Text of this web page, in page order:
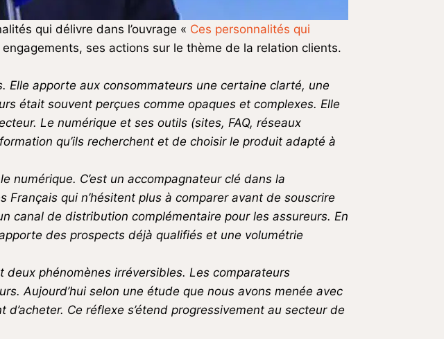
qui délivre dans l’ouvrage « Ces personnalités qui
ses actions sur le thème de la relation clients.
Elle apporte aux consommateurs une certaine clarté, une
était souvent perçues comme opaques et complexes. Elle
Le numérique et ses outils (sites, FAQ, réseaux
qu’ils recherchent et de choisir le produit adapté à
numérique. C’est un accompagnateur clé dans la
qui n’hésitent plus à comparer avant de souscrire
canal de distribution complémentaire pour les assureurs. En
des prospects déjà qualifiés et une volumétrie
phénomènes irréversibles. Les comparateurs
Aujourd’hui selon une étude que nous avons menée avec
Ce réflexe s’étend progressivement au secteur de